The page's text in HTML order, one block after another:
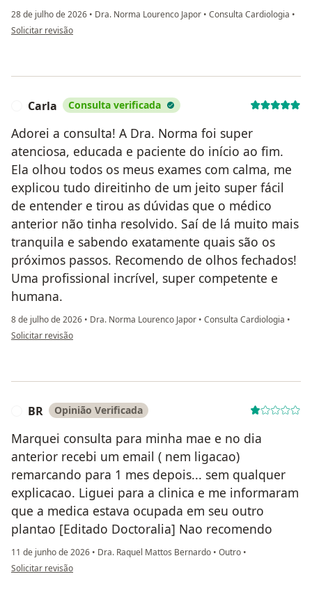
28 de julho de 2026 • Dra. Norma Lourenco Japor • Consulta Cardiologia •
na opinião do utilizador ASO
Solicitar revisão
Carla Consulta verificada
Adorei a consulta! A Dra. Norma foi super
atenciosa, educada e paciente do início ao fim.
Ela olhou todos os meus exames com calma, me
explicou tudo direitinho de um jeito super fácil
de entender e tirou as dúvidas que o médico
anterior não tinha resolvido. Saí de lá muito mais
tranquila e sabendo exatamente quais são os
próximos passos. Recomendo de olhos fechados!
Uma profissional incrível, super competente e
humana.
8 de julho de 2026 • Dra. Norma Lourenco Japor • Consulta Cardiologia •
na opinião do utilizador Carla
Solicitar revisão
BR Opinião Verificada
Marquei consulta para minha mae e no dia
anterior recebi um email ( nem ligacao)
remarcando para 1 mes depois... sem qualquer
explicacao. Liguei para a clinica e me informaram
que a medica estava ocupada em seu outro
plantao [Editado Doctoralia] Nao recomendo
11 de junho de 2026 • Dra. Raquel Mattos Bernardo • Outro •
na opinião do utilizador BR
Solicitar revisão